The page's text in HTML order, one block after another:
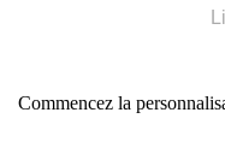
Commencez la